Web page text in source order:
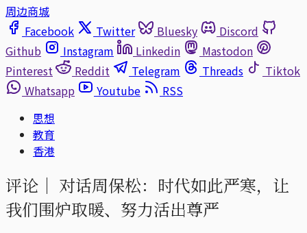
周边商城
Facebook
Twitter Bluesky
Discord
Github
Instagram Linkedin
Mastodon
Pinterest
Reddit Telegram Threads
Tiktok
Whatsapp
Youtube
RSS
思想
教育
香港
评论｜ 对话周保松：时代如此严寒，让
我们围炉取暖、努力活出尊严